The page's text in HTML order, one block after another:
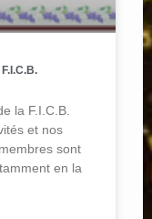
la F.I.C.B.
et nos
sont
en la